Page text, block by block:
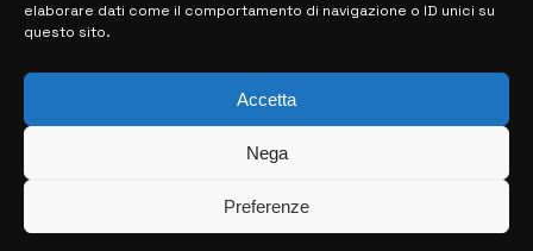
elaborare dati come il comportamento di navigazione o ID unici su
questo sito.
Accetta
Nega
Preferenze
> NOTIZIE
> CONTATTI